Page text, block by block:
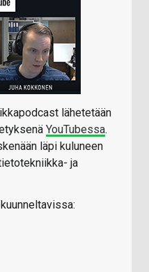
lähetetään
YouTubessa.
läpi kuluneen
ja